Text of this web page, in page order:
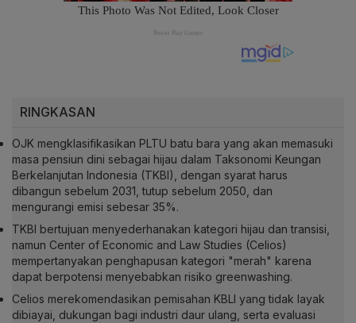
RINGKASAN
OJK mengklasifikasikan PLTU batu bara yang akan memasuki
masa pensiun dini sebagai hijau dalam Taksonomi Keungan
Berkelanjutan Indonesia (TKBI), dengan syarat harus
dibangun sebelum 2031, tutup sebelum 2050, dan
mengurangi emisi sebesar 35%.
TKBI bertujuan menyederhanakan kategori hijau dan transisi,
namun Center of Economic and Law Studies (Celios)
mempertanyakan penghapusan kategori "merah" karena
dapat berpotensi menyebabkan risiko greenwashing.
Celios merekomendasikan pemisahan KBLI yang tidak layak
dibiayai, dukungan bagi industri daur ulang, serta evaluasi